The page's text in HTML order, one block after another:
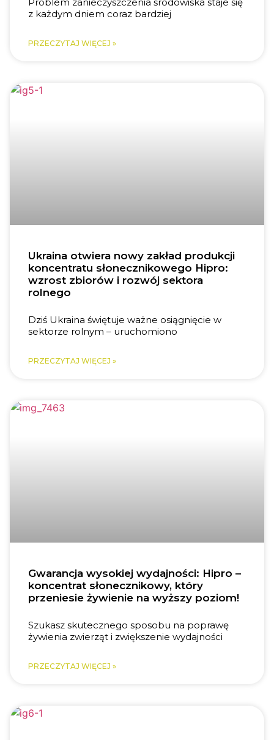
z każdym dniem coraz bardziej
PRZECZYTAJ WIĘCEJ »
Ukraina otwiera nowy zakład produkcji
koncentratu słonecznikowego Hipro:
wzrost zbiorów i rozwój sektora
rolnego
Dziś Ukraina świętuje ważne osiągnięcie w
sektorze rolnym – uruchomiono
PRZECZYTAJ WIĘCEJ »
Gwarancja wysokiej wydajności: Hipro –
koncentrat słonecznikowy, który
przeniesie żywienie na wyższy poziom!
Szukasz skutecznego sposobu na poprawę
żywienia zwierząt i zwiększenie wydajności
PRZECZYTAJ WIĘCEJ »